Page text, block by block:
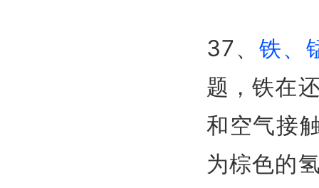
37、铁、
题，铁在
和空气接
为棕色的